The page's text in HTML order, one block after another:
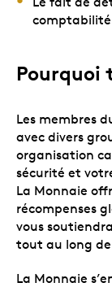
Pourquoi
Les membres
avec divers
organisation
sécurité et
La Monnaie
récompenses
vous
tout au long
La Monnaie